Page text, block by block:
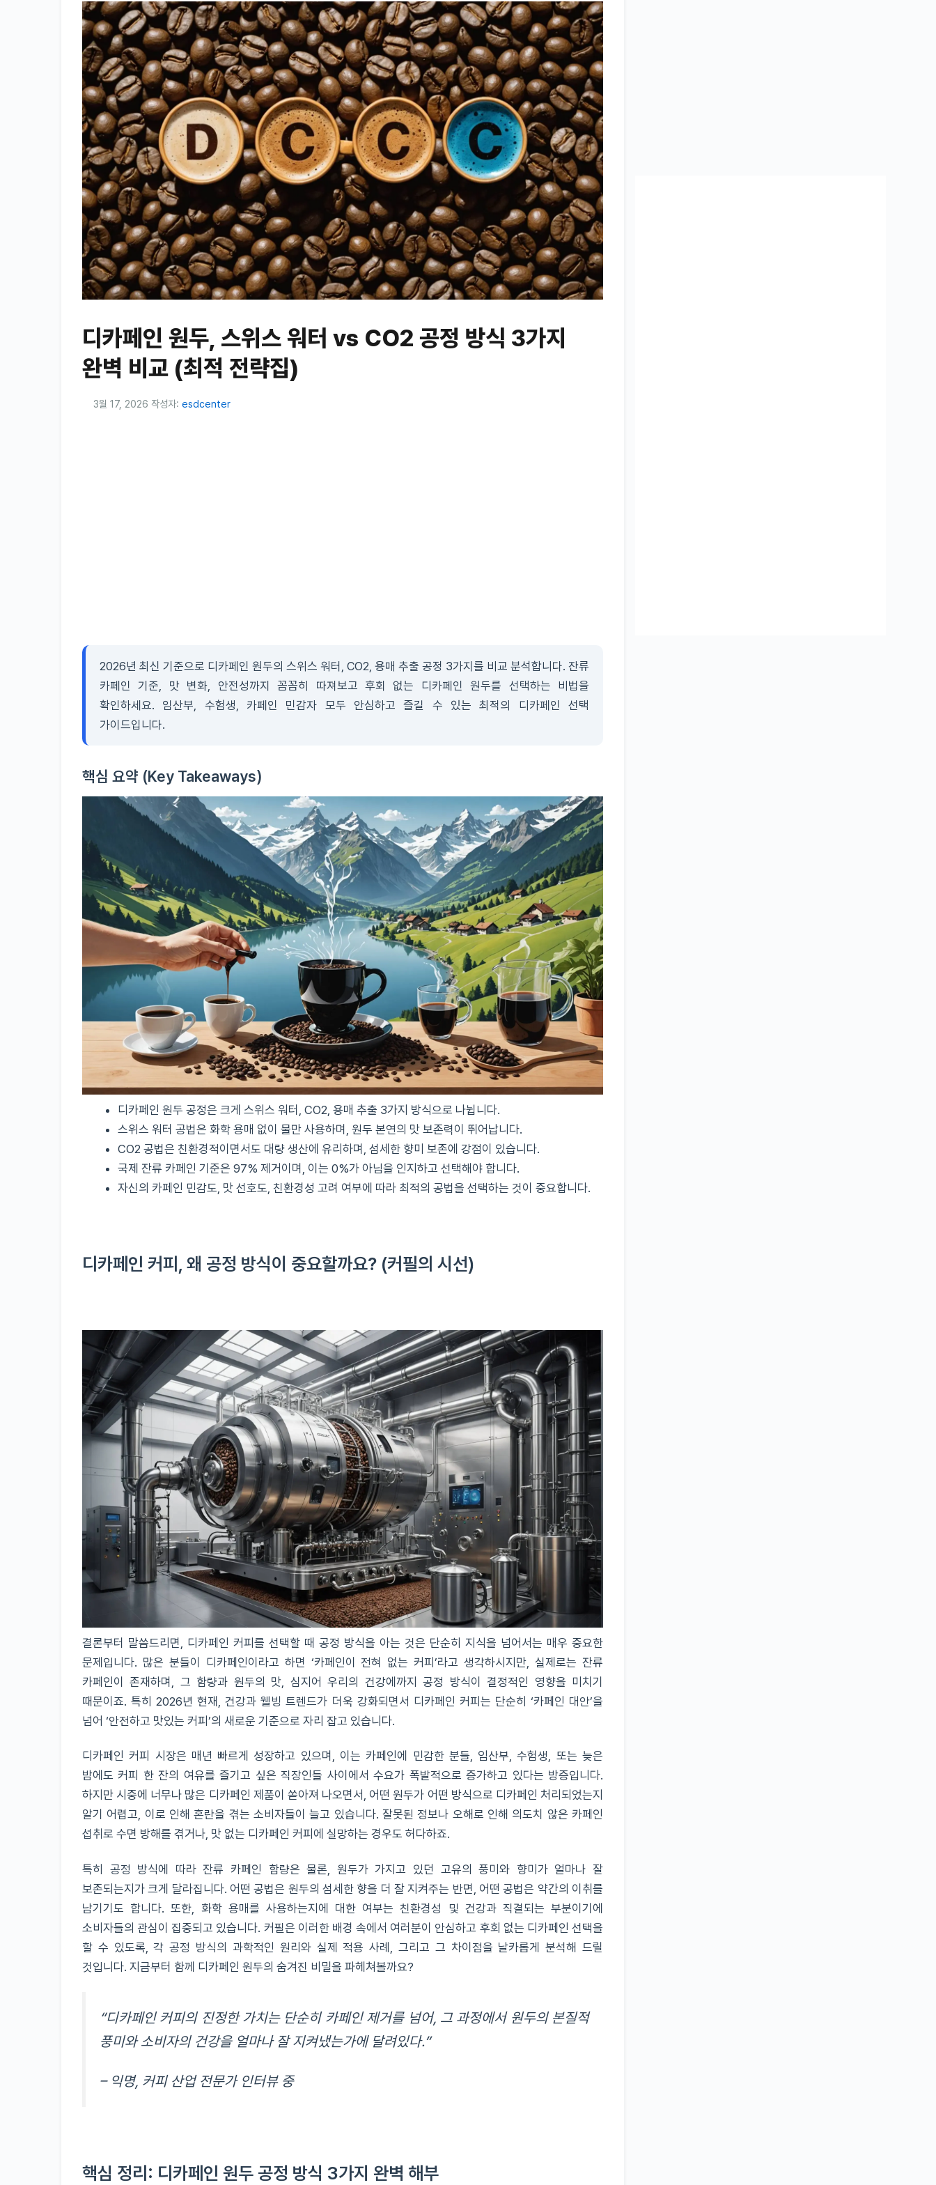
디카페인 원두, 스위스 워터 vs CO2 공정 방식 3가지
완벽 비교 (최적 전략집)
3월 17, 2026 작성자: esdcenter
2026년 최신 기준으로 디카페인 원두의 스위스 워터, CO2, 용매 추출 공정 3가지를 비교 분석합니다. 잔류
카페인 기준, 맛 변화, 안전성까지 꼼꼼히 따져보고 후회 없는 디카페인 원두를 선택하는 비법을
확인하세요. 임산부, 수험생, 카페인 민감자 모두 안심하고 즐길 수 있는 최적의 디카페인 선택
가이드입니다.
핵심 요약 (Key Takeaways)
디카페인 원두 공정은 크게 스위스 워터, CO2, 용매 추출 3가지 방식으로 나뉩니다.
스위스 워터 공법은 화학 용매 없이 물만 사용하며, 원두 본연의 맛 보존력이 뛰어납니다.
CO2 공법은 친환경적이면서도 대량 생산에 유리하며, 섬세한 향미 보존에 강점이 있습니다.
국제 잔류 카페인 기준은 97% 제거이며, 이는 0%가 아님을 인지하고 선택해야 합니다.
자신의 카페인 민감도, 맛 선호도, 친환경성 고려 여부에 따라 최적의 공법을 선택하는 것이 중요합니다.
디카페인 커피, 왜 공정 방식이 중요할까요? (커필의 시선)
결론부터 말씀드리면, 디카페인 커피를 선택할 때 공정 방식을 아는 것은 단순히 지식을 넘어서는 매우 중요한
문제입니다. 많은 분들이 디카페인이라고 하면 ‘카페인이 전혀 없는 커피’라고 생각하시지만, 실제로는 잔류
카페인이 존재하며, 그 함량과 원두의 맛, 심지어 우리의 건강에까지 공정 방식이 결정적인 영향을 미치기
때문이죠. 특히 2026년 현재, 건강과 웰빙 트렌드가 더욱 강화되면서 디카페인 커피는 단순히 ‘카페인 대안’을
넘어 ‘안전하고 맛있는 커피’의 새로운 기준으로 자리 잡고 있습니다.
디카페인 커피 시장은 매년 빠르게 성장하고 있으며, 이는 카페인에 민감한 분들, 임산부, 수험생, 또는 늦은
밤에도 커피 한 잔의 여유를 즐기고 싶은 직장인들 사이에서 수요가 폭발적으로 증가하고 있다는 방증입니다.
하지만 시중에 너무나 많은 디카페인 제품이 쏟아져 나오면서, 어떤 원두가 어떤 방식으로 디카페인 처리되었는지
알기 어렵고, 이로 인해 혼란을 겪는 소비자들이 늘고 있습니다. 잘못된 정보나 오해로 인해 의도치 않은 카페인
섭취로 수면 방해를 겪거나, 맛 없는 디카페인 커피에 실망하는 경우도 허다하죠.
특히 공정 방식에 따라 잔류 카페인 함량은 물론, 원두가 가지고 있던 고유의 풍미와 향미가 얼마나 잘
보존되는지가 크게 달라집니다. 어떤 공법은 원두의 섬세한 향을 더 잘 지켜주는 반면, 어떤 공법은 약간의 이취를
남기기도 합니다. 또한, 화학 용매를 사용하는지에 대한 여부는 친환경성 및 건강과 직결되는 부분이기에
소비자들의 관심이 집중되고 있습니다. 커필은 이러한 배경 속에서 여러분이 안심하고 후회 없는 디카페인 선택을
할 수 있도록, 각 공정 방식의 과학적인 원리와 실제 적용 사례, 그리고 그 차이점을 날카롭게 분석해 드릴
것입니다. 지금부터 함께 디카페인 원두의 숨겨진 비밀을 파헤쳐볼까요?
“디카페인 커피의 진정한 가치는 단순히 카페인 제거를 넘어, 그 과정에서 원두의 본질적
풍미와 소비자의 건강을 얼마나 잘 지켜냈는가에 달려있다.”
– 익명, 커피 산업 전문가 인터뷰 중
핵심 정리: 디카페인 원두 공정 방식 3가지 완벽 해부